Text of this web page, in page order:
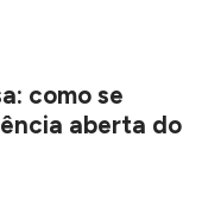
como se
aberta do